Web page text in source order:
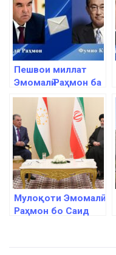
Пешвои миллат
Эмомалӣ Раҳмон ба
Сарвазири Ҷопон
Фумио Кисида
барқияи изҳори
тасаллӣ ирсол
намуданд
Мулоқоти Эмомалӣ
Раҳмон бо Саид